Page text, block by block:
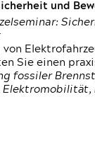
und
von
Sie einen
fossiler
Elektromobilität,